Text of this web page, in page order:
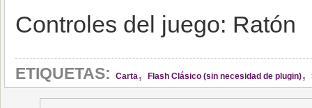
Controles del juego: Ratón
ETIQUETAS: Carta, Flash Clásico (sin necesidad de plugin),